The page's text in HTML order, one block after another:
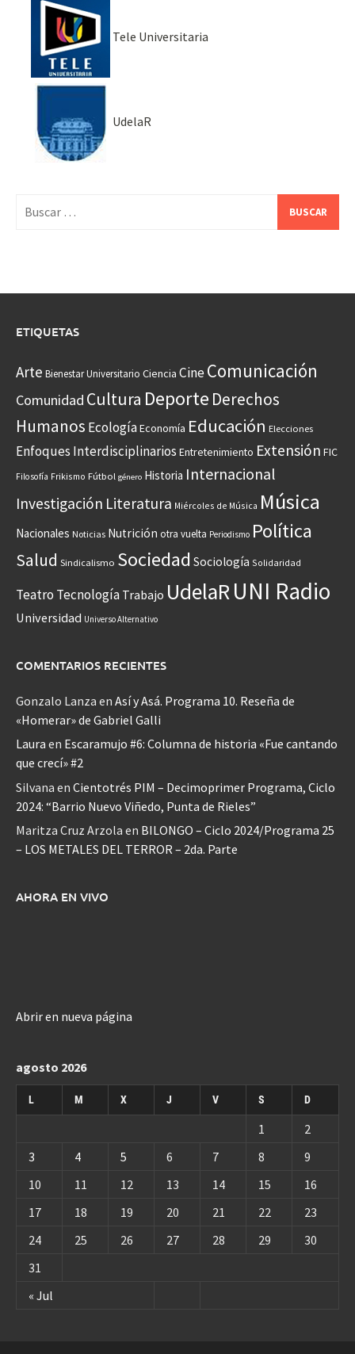
Tele Universitaria
UdelaR
ETIQUETAS
Arte Bienestar Universitario Ciencia CineComunicación
Comunidad Cultura Deporte Derechos
Humanos EcologíaEconomía Educación Elecciones
Enfoques Interdisciplinarios Entretenimiento Extensión FIC
Filosofía Frikismo Fútbol género Historia Internacional
Investigación Literatura Miércoles de Música Música
Nacionales Noticias Nutrición otra vuelta Periodismo Política
Salud Sindicalismo Sociedad Sociología Solidaridad
Teatro Tecnología Trabajo UdelaR UNI Radio
Universidad Universo Alternativo
COMENTARIOS RECIENTES
Gonzalo Lanza en Así y Asá. Programa 10. Reseña de
«Homerar» de Gabriel Galli
Laura en Escaramujo #6: Columna de historia «Fue cantando
que crecí» #2
Silvana en Cientotrés PIM – Decimoprimer Programa, Ciclo
2024: “Barrio Nuevo Viñedo, Punta de Rieles”
Maritza Cruz Arzola en BILONGO – Ciclo 2024/Programa 25
– LOS METALES DEL TERROR – 2da. Parte
AHORA EN VIVO
Abrir en nueva página
agosto 2026
L M X J V S D
« Jul
1
2
3
4 5 6 7 8
9
10
11 12 13 14 15
16
17
18 19 20 21 22
23
24
25 26 27 28 29
30
31